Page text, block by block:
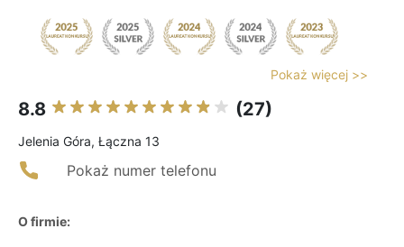
Pokaż więcej >>
8.8 (27)
Jelenia Góra, Łączna 13
Pokaż numer telefonu
O firmie: